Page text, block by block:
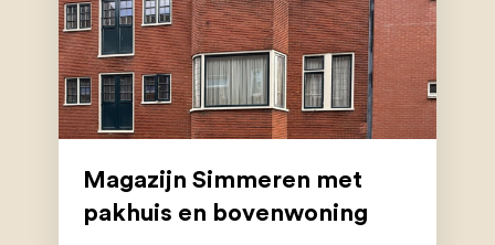
Magazijn Simmeren met
pakhuis en bovenwoning